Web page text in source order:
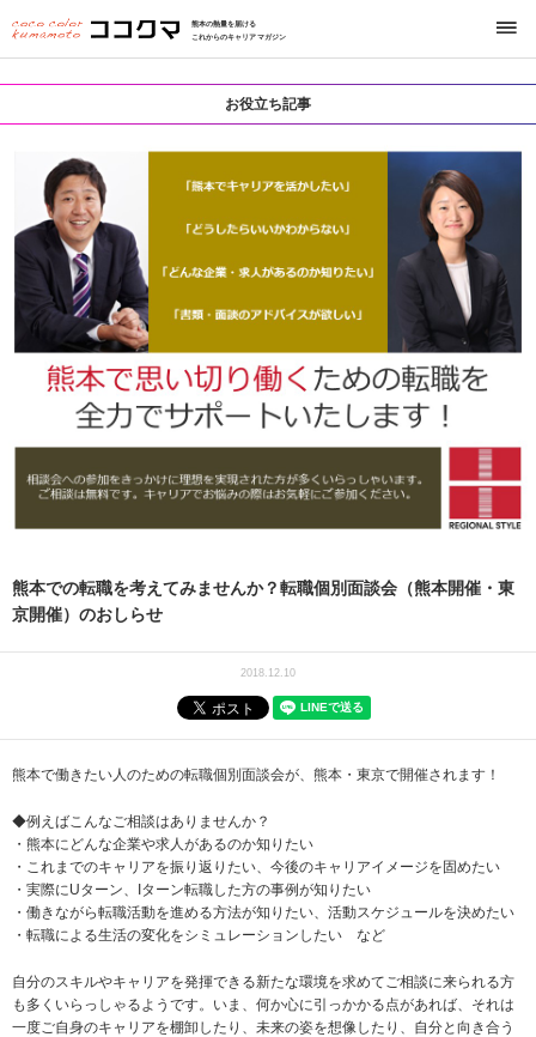
熊本の熱量を届ける
これからのキャリアマガジン
お役立ち記事
熊本での転職を考えてみませんか？転職個別面談会（熊本開催・東
京開催）のおしらせ
2018.12.10
熊本で働きたい人のための転職個別面談会が、熊本・東京で開催されます！
◆例えばこんなご相談はありませんか？
・熊本にどんな企業や求人があるのか知りたい
・これまでのキャリアを振り返りたい、今後のキャリアイメージを固めたい
・実際にUターン、Iターン転職した方の事例が知りたい
・働きながら転職活動を進める方法が知りたい、活動スケジュールを決めたい
・転職による生活の変化をシミュレーションしたい など
自分のスキルやキャリアを発揮できる新たな環境を求めてご相談に来られる方
も多くいらっしゃるようです。いま、何か心に引っかかる点があれば、それは
一度ご自身のキャリアを棚卸したり、未来の姿を想像したり、自分と向き合う